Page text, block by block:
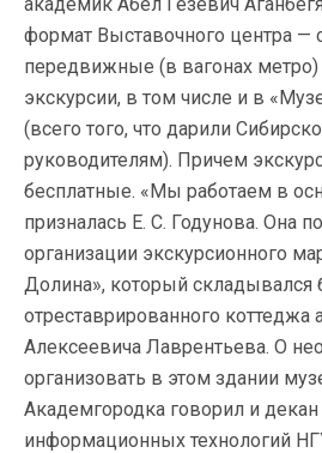
формат Выставочного центра —
передвижные (в вагонах
экскурсии, в том числе и в
(всего того, что дарили
руководителям). Причем
бесплатные. «Мы работаем в
призналась Е. С. Годунова. Она
организации экскурсионного
Долина», который складывался
отреставрированного
Алексеевича Лаврентьева. О
организовать в этом здании
Академгородка говорил и декан
информационных технологий